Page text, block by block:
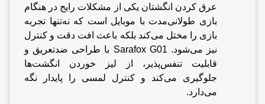
عرق کردن انگشتان یکی از مشکلات رایج در هنگام
بازی طولانی‌مدت با موبایل است که نه‌تنها تجربه
بازی را مختل می‌کند بلکه باعث افت دقت و کنترل
نیز می‌شود. Sarafox G01 با طراحی ضدتعریق و
قابلیت تنفس‌پذیر، از لیز خوردن انگشت‌ها
جلوگیری می‌کند و کنترل لمسی را پایدار نگه
می‌دارد.